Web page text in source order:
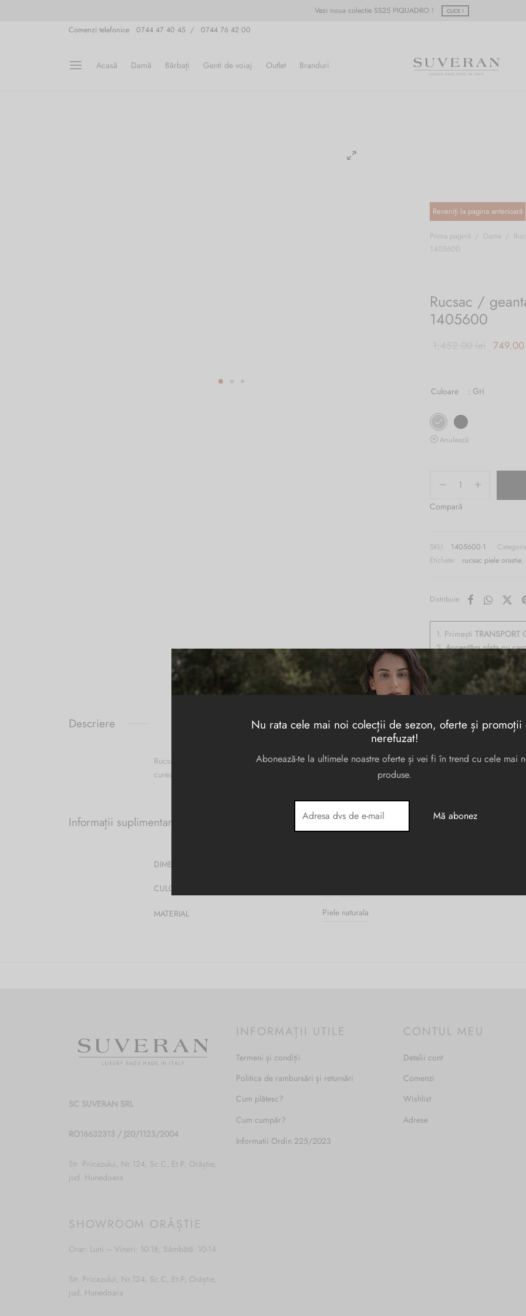
Nu rata cele mai noi colecții de sezon, oferte și promoții
nerefuzat!
Abonează-te la ultimele noastre oferte și vei fi în trend cu cele mai
produse.
Vezi noua colectie SS25 PIQUADRO ! CLICK !
Comenzi telefonice 0744 47 40 45 / 0744 76 42 00
Acasă Damă Bărbați Genti de voiaj Outlet Branduri
Prima pagină / Dama /
1405600
Rucsac /
1405600
Prețul
749.00
Culoare : Gri
Anulează
Compară
SKU: 1405600-1
Etichete:
rucsac piele orastie,
Distribuie
1. Primești TRANSPORT
2.Acceptăm plata cu
14 zile perioadă
rapidă în 24h-
Descriere
Rucsac CROMIA din piele naturala, cu un compartiment inchis cu fermoar, buzunare interioare
curea de umar, suplimentara, care poate transforma rucsacul in geanta de umar, buzunare laterale.
Informații suplimentare
DIMENSIUNI
CULOARE
MATERIAL Piele naturala
SC SUVERAN SRL
RO16632313 / J20/1123/2004
Str. Pricazului, Nr.124, Sc.C, Et.P, Orăștie,
jud. Hunedoara
SHOWROOM ORĂȘTIE
Orar: Luni – Vineri: 10-18, Sâmbătă: 10-14
Str. Pricazului, Nr.124, Sc.C, Et.P, Orăștie,
jud. Hunedoara
INFORMAȚII UTILE
Termeni și condiții
Politica de rambursări și returnări
Cum plătesc?
Cum cumpăr?
Informatii Ordin 225/2023
CONTUL MEU
Detalii cont
Comenzi
Wishlist
Adrese